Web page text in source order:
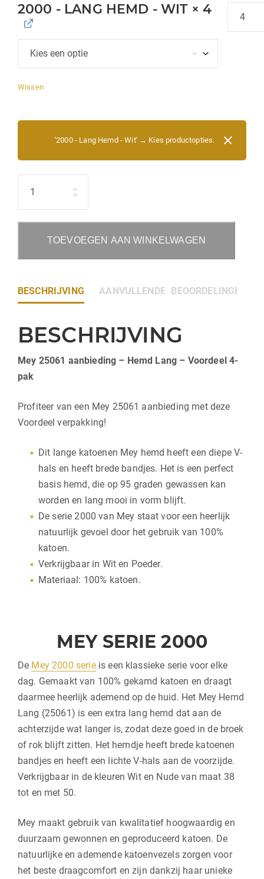
2000 - LANG HEMD - WIT× 4
Wissen
'2000 - Lang Hemd - Wit'→ Kies productopties.
TOEVOEGEN AAN WINKELWAGEN
BESCHRIJVING AANVULLENDE INFORMATIE
BEOORDELINGEN (0)
BESCHRIJVING
Mey 25061 aanbieding – Hemd Lang – Voordeel 4-
pak
Profiteer van een Mey 25061 aanbieding met deze
Voordeel verpakking!
Dit lange katoenen Mey hemd heeft een diepe V-
hals en heeft brede bandjes. Het is een perfect
basis hemd, die op 95 graden gewassen kan
worden en lang mooi in vorm blijft.
De serie 2000 van Mey staat voor een heerlijk
natuurlijk gevoel door het gebruik van 100%
katoen.
Verkrijgbaar in Wit en Poeder.
Materiaal: 100% katoen.
MEY SERIE 2000
De Mey 2000 serieis een klassieke serie voor elke
dag. Gemaakt van 100% gekamd katoen en draagt
daarmee heerlijk ademend op de huid. Het Mey Hemd
Lang (25061) is een extra lang hemd dat aan de
achterzijde wat langer is, zodat deze goed in de broek
of rok blijft zitten. Het hemdje heeft brede katoenen
bandjes en heeft een lichte V-hals aan de voorzijde.
Verkrijgbaar in de kleuren Wit en Nude van maat 38
tot en met 50.
Mey maakt gebruik van kwalitatief hoogwaardig en
duurzaam gewonnen en geproduceerd katoen. De
natuurlijke en ademende katoenvezels zorgen voor
het beste draagcomfort en zijn dankzij haar unieke